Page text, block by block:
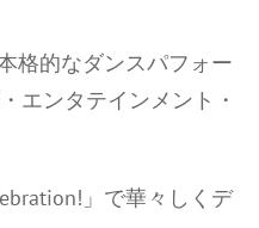
格的なダンスパフォー
エンタテインメント・
」で華々しくデ